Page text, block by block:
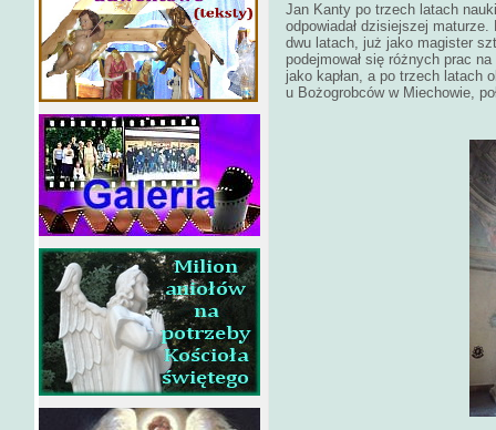
Jan Kanty po trzech latach
odpowiadał dzisiejszej
dwu latach, już jako magister
podejmował się różnych prac
jako kapłan, a po trzech latach
u Bożogrobców w Miechowie,